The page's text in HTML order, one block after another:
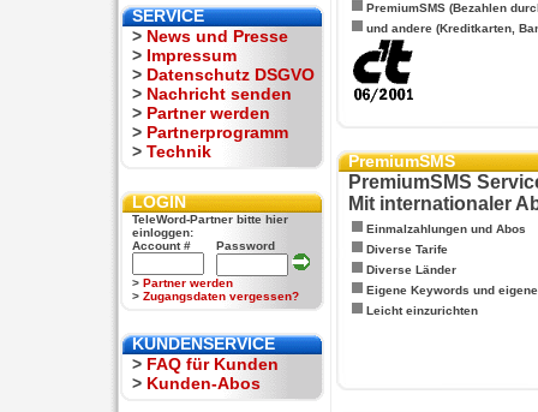
SERVICE
> News und Presse
> Impressum
> Datenschutz DSGVO
> Nachricht senden
> Partner werden
> Partnerprogramm
> Technik
LOGIN
TeleWord-Partner bitte hier
einloggen:
Account #
Password
> Partner werden
> Zugangsdaten vergessen?
KUNDENSERVICE
> FAQ für Kunden
> Kunden-Abos
PremiumSMS (Bezahlen
und andere (Kreditkarten,
PremiumSMS
PremiumSMS
Mit internationaler
Einmalzahlungen und Abos
Diverse Tarife
Diverse Länder
Eigene Keywords und
Leicht einzurichten